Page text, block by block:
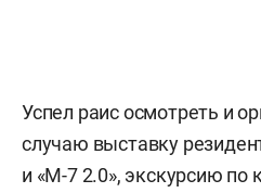
Успел раис осмотреть и
случаю выставку
и «М-7 2.0», экскурсию по